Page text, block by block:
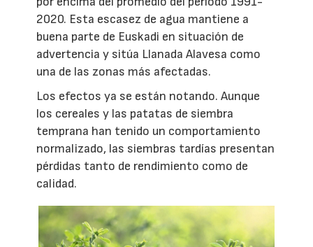
2020. Esta escasez de agua mantiene a
buena parte de Euskadi en situación de
advertencia y sitúa Llanada Alavesa como
una de las zonas más afectadas.
Los efectos ya se están notando. Aunque
los cereales y las patatas de siembra
temprana han tenido un comportamiento
normalizado, las siembras tardías presentan
pérdidas tanto de rendimiento como de
calidad.